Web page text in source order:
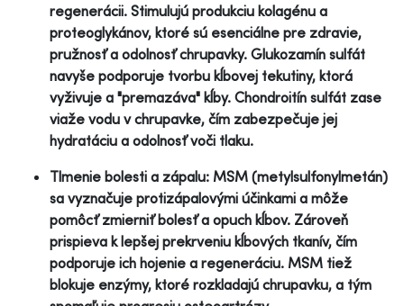
regenerácii. Stimulujú produkciu kolagénu a
proteoglykánov, ktoré sú esenciálne pre zdravie,
pružnosť a odolnosť chrupavky. Glukozamín sulfát
navyše podporuje tvorbu kĺbovej tekutiny, ktorá
vyživuje a "premazáva" kĺby. Chondroitín sulfát zase
viaže vodu v chrupavke, čím zabezpečuje jej
hydratáciu a odolnosť voči tlaku.
Tlmenie bolesti a zápalu: MSM (metylsulfonylmetán)
sa vyznačuje protizápalovými účinkami a môže
pomôcť zmierniť bolesť a opuch kĺbov. Zároveň
prispieva k lepšej prekrveniu kĺbových tkanív, čím
podporuje ich hojenie a regeneráciu. MSM tiež
blokuje enzýmy, ktoré rozkladajú chrupavku, a tým